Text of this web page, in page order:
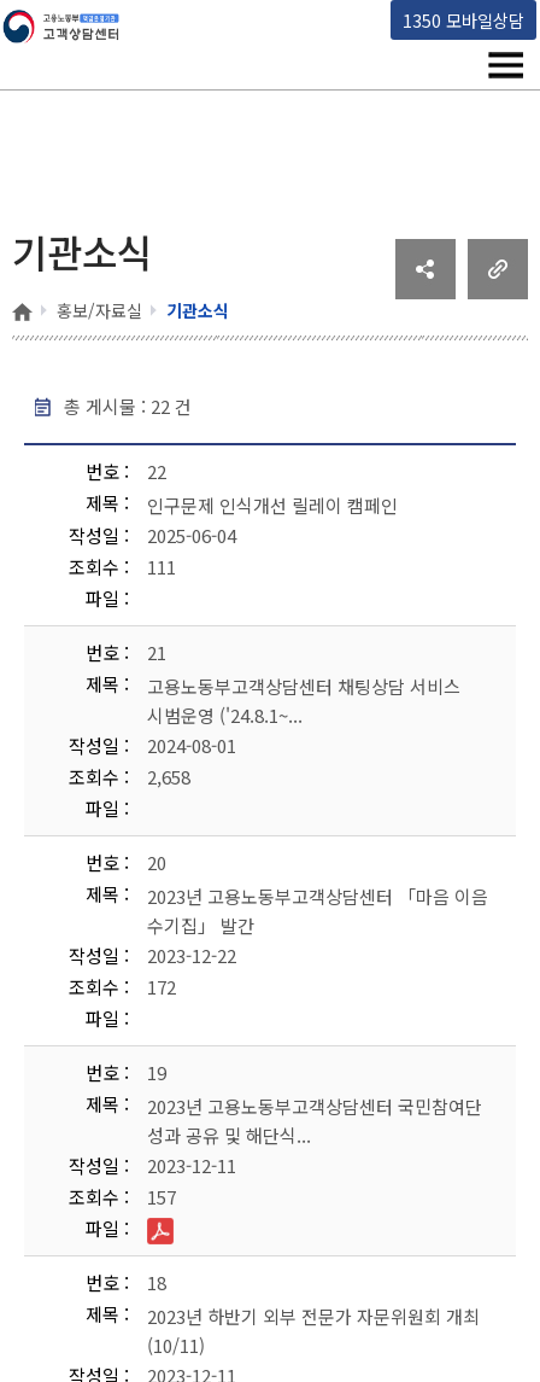
1350 모바일상담
고용노동부 책임운영기관 고객상담센터
메
기관소식
홈 홍보/자료실 기관소식
총 게시물 : 22 건
번호
22
제목
인구문제 인식개선 릴레이 캠페인
작성일
2025-06-04
조회수
111
파일
번호
21
제목
고용노동부고객상담센터 채팅상담 서비스
시범운영 ('24.8.1~...
작성일
2024-08-01
조회수
2,658
파일
번호
20
제목
2023년 고용노동부고객상담센터 「마음 이음
수기집」 발간
작성일
2023-12-22
조회수
172
파일
번호
19
제목
2023년 고용노동부고객상담센터 국민참여단
성과 공유 및 해단식...
작성일
2023-12-11
조회수
157
파일
번호
18
제목
2023년 하반기 외부 전문가 자문위원회 개최
(10/11)
작성일
2023-12-11